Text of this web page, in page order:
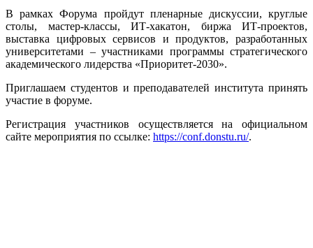
В рамках Форума пройдут пленарные дискуссии, круглые
столы, мастер-классы, ИТ-хакатон, биржа ИТ-проектов,
выставка цифровых сервисов и продуктов, разработанных
университетами – участниками программы стратегического
академического лидерства «Приоритет-2030».
Приглашаем студентов и преподавателей института принять
участие в форуме.
Регистрация участников осуществляется на официальном
сайте мероприятия по ссылке: https://conf.donstu.ru/.